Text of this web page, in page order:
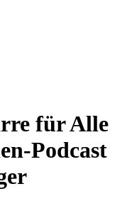
für Alle
Podcast